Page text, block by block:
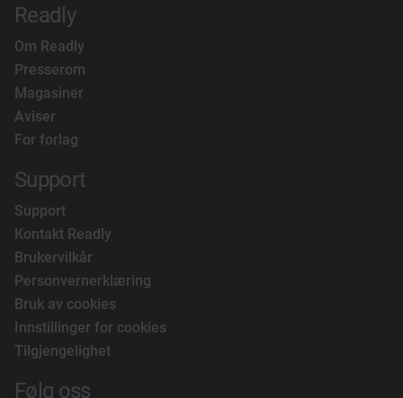
Readly
Om Readly
Presserom
Magasiner
Aviser
For forlag
Support
Support
Kontakt Readly
Brukervilkår
Personvernerklæring
Bruk av cookies
Innstillinger for cookies
Tilgjengelighet
Følg oss